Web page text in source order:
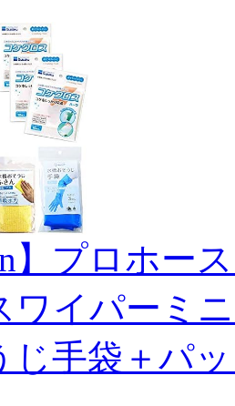
】プロホー
ワイパーミ
じ手袋＋パ